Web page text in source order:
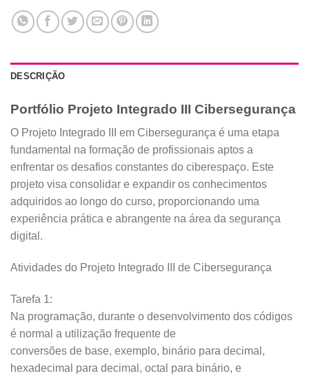
DESCRIÇÃO
Portfólio Projeto Integrado III Cibersegurança
O Projeto Integrado III em Cibersegurança é uma etapa
fundamental na formação de profissionais aptos a
enfrentar os desafios constantes do ciberespaço. Este
projeto visa consolidar e expandir os conhecimentos
adquiridos ao longo do curso, proporcionando uma
experiência prática e abrangente na área da segurança
digital.
Atividades do Projeto Integrado III de Cibersegurança
Tarefa 1:
Na programação, durante o desenvolvimento dos códigos
é normal a utilização frequente de
conversões de base, exemplo, binário para decimal,
hexadecimal para decimal, octal para binário, e